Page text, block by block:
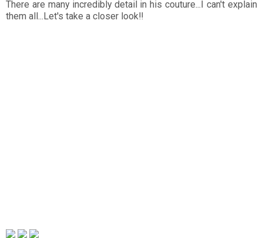
There are many incredibly detail in his couture...I can't explain
them all...Let's take a closer look!!